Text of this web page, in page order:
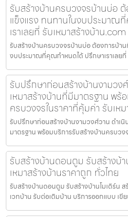
รับสร้างบ้านครบวงจรบ้านบ่อ
แข็งแรง ทนทานในงบประมาณ
เราเลยที่ รับเหมาสร้างบ้าน.com
รับสร้างบ้านครบวงจรบ้านบ่อ ต้องการบ้า
งบประมาณที่คุณกำหนดได้ ปรึกษาเราเลยที่
รับปรึกษาก่อนสร้างบ้านงามวง
เหมาสร้างบ้านที่มีมาตรฐาน พร้
ครบวงจรในราคาที่คุ้มค่า รับเห
รับปรึกษาก่อนสร้างบ้านงามวงศ์วาน ดำเนิ
มาตรฐาน พร้อมบริการรับสร้างบ้านครบวง
รับสร้างบ้านดอนตูม รับสร้างบ้
เหมาสร้างบ้านราคาถูก ทั่วไทย
รับสร้างบ้านดอนตูม รับสร้างบ้านโมเดิร์น ส
เวทบ้าน รับต่อเติมบ้าน บริการออกแบบ เขี